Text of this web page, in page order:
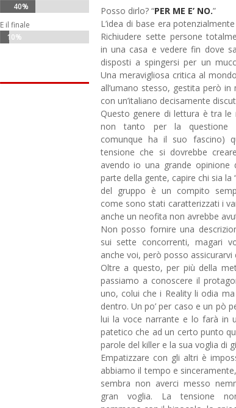
40%
40%
E il finale
10%
10%
Posso dirlo? “PER ME E’ NO.”
L’idea di base era
Richiudere sette persone
in una casa e vedere fin dove
disposti a spingersi per un
Una meravigliosa critica al
all’umano stesso, gestita però
con un’italiano decisamente
Questo genere di lettura è tra le
non tanto per la questione
comunque ha il suo fascino)
tensione che si dovrebbe
avendo io una grande opinione
parte della gente, capire chi sia la
del gruppo è un compito
come sono stati caratterizzati i
anche un neofita non avrebbe
Non posso fornire una
sui sette concorrenti, magari
anche voi, però posso assicurarvi
Oltre a questo, per più della
passiamo a conoscere il
uno, colui che i Reality li odia
dentro. Un po’ per caso e un pò
lui la voce narrante e lo farà in
patetico che ad un certo punto
parole del killer e la sua voglia di
Empatizzare con gli altri è
abbiamo il tempo e
sembra non averci messo
gran voglia. La tensione